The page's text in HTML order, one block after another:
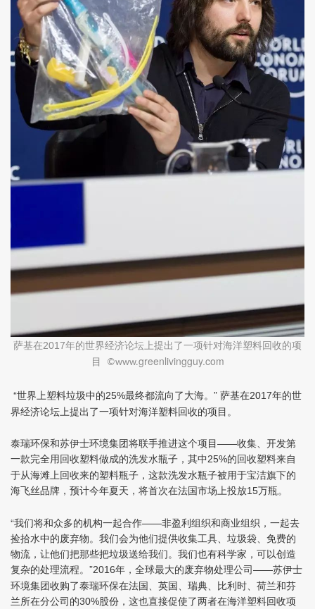
萨基在2017年的世界经济论坛上提出了一项针对海洋塑料回收的项
目
©www.greenlivingguy.com
“世界上塑料垃圾中的25%最终都流向了大海。” 萨基在2017年的世
界经济论坛上提出了一项针对海洋塑料回收的项目。
泰瑞环保和苏伊士环境集团将联手推进这个项目——收集、开发第
一款完全用回收塑料做成的洗发水瓶子，其中25%的回收塑料来自
于从海滩上回收来的塑料瓶子，这款洗发水瓶子被用于宝洁旗下的
海飞丝品牌，预计今年夏天，将首次在法国市场上投放15万瓶。
“我们将和众多的机构一起合作——非盈利组织和商业组织，一起去
捡拾水中的废弃物。我们会为他们提供收集工具、垃圾袋、免费的
物流，让他们把那些把垃圾送给我们。我们也有科学家，可以创造
复杂的处理流程。”2016年，全球最大的废弃物处理公司——苏伊士
环境集团收购了泰瑞环保在法国、英国、瑞典、比利时、荷兰和芬
兰所在分公司的30%股份，这也直接促使了两者在海洋塑料回收项